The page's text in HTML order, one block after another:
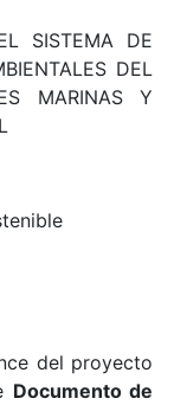
SISTEMA DE
DEL
MARINAS Y
del proyecto
Documento de